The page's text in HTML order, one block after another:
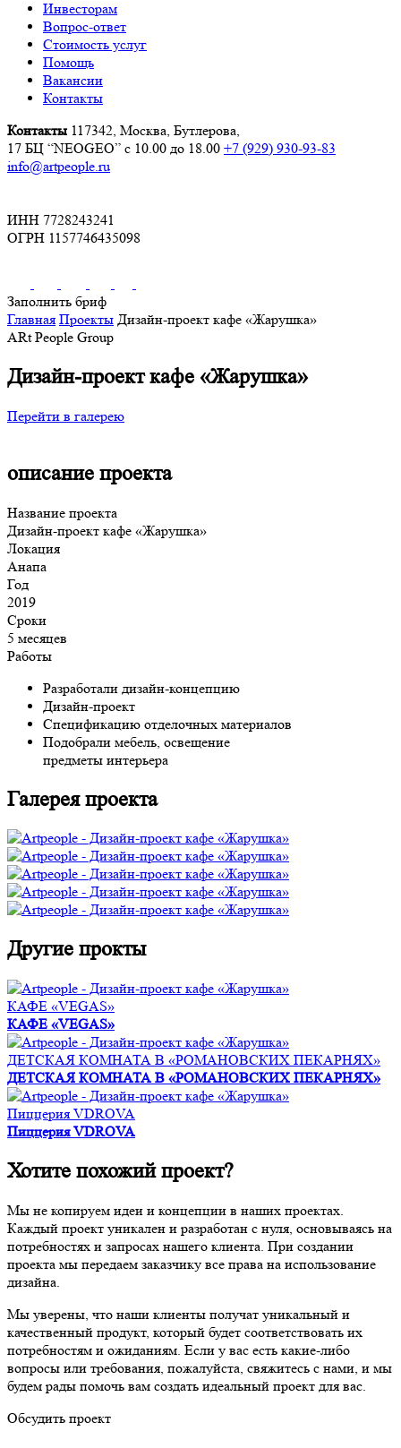
Инвесторам
Вопрос-ответ
Стоимость услуг
Помощь
Вакансии
Контакты
Контакты 117342, Москва, Бутлерова,
17 БЦ “NEOGEO” с 10.00 до 18.00 +7 (929) 930-93-83
info@artpeople.ru
ИНН 7728243241
ОГРН 1157746435098
Заполнить бриф
Главная Проекты Дизайн-проект кафе «Жарушка»
ARt People Group
Дизайн-проект кафе «Жарушка»
Перейти в галерею
описание проекта
Название проекта
Дизайн-проект кафе «Жарушка»
Локация
Анапа
Год
2019
Сроки
5 месяцев
Работы
Разработали дизайн-концепцию
Дизайн-проект
Спецификацию отделочных материалов
Подобрали мебель, освещение
предметы интерьера
Галерея проекта
Другие прокты
КАФЕ «VEGAS»
КАФЕ «VEGAS»
ДЕТСКАЯ КОМНАТА В «РОМАНОВСКИХ ПЕКАРНЯХ»
ДЕТСКАЯ КОМНАТА В «РОМАНОВСКИХ ПЕКАРНЯХ»
Пиццерия VDROVA
Пиццерия VDROVA
Хотите похожий проект?
Мы не копируем идеи и концепции в наших проектах.
Каждый проект уникален и разработан с нуля, основываясь на
потребностях и запросах нашего клиента. При создании
проекта мы передаем заказчику все права на использование
дизайна.
Мы уверены, что наши клиенты получат уникальный и
качественный продукт, который будет соответствовать их
потребностям и ожиданиям. Если у вас есть какие-либо
вопросы или требования, пожалуйста, свяжитесь с нами, и мы
будем рады помочь вам создать идеальный проект для вас.
Обсудить проект